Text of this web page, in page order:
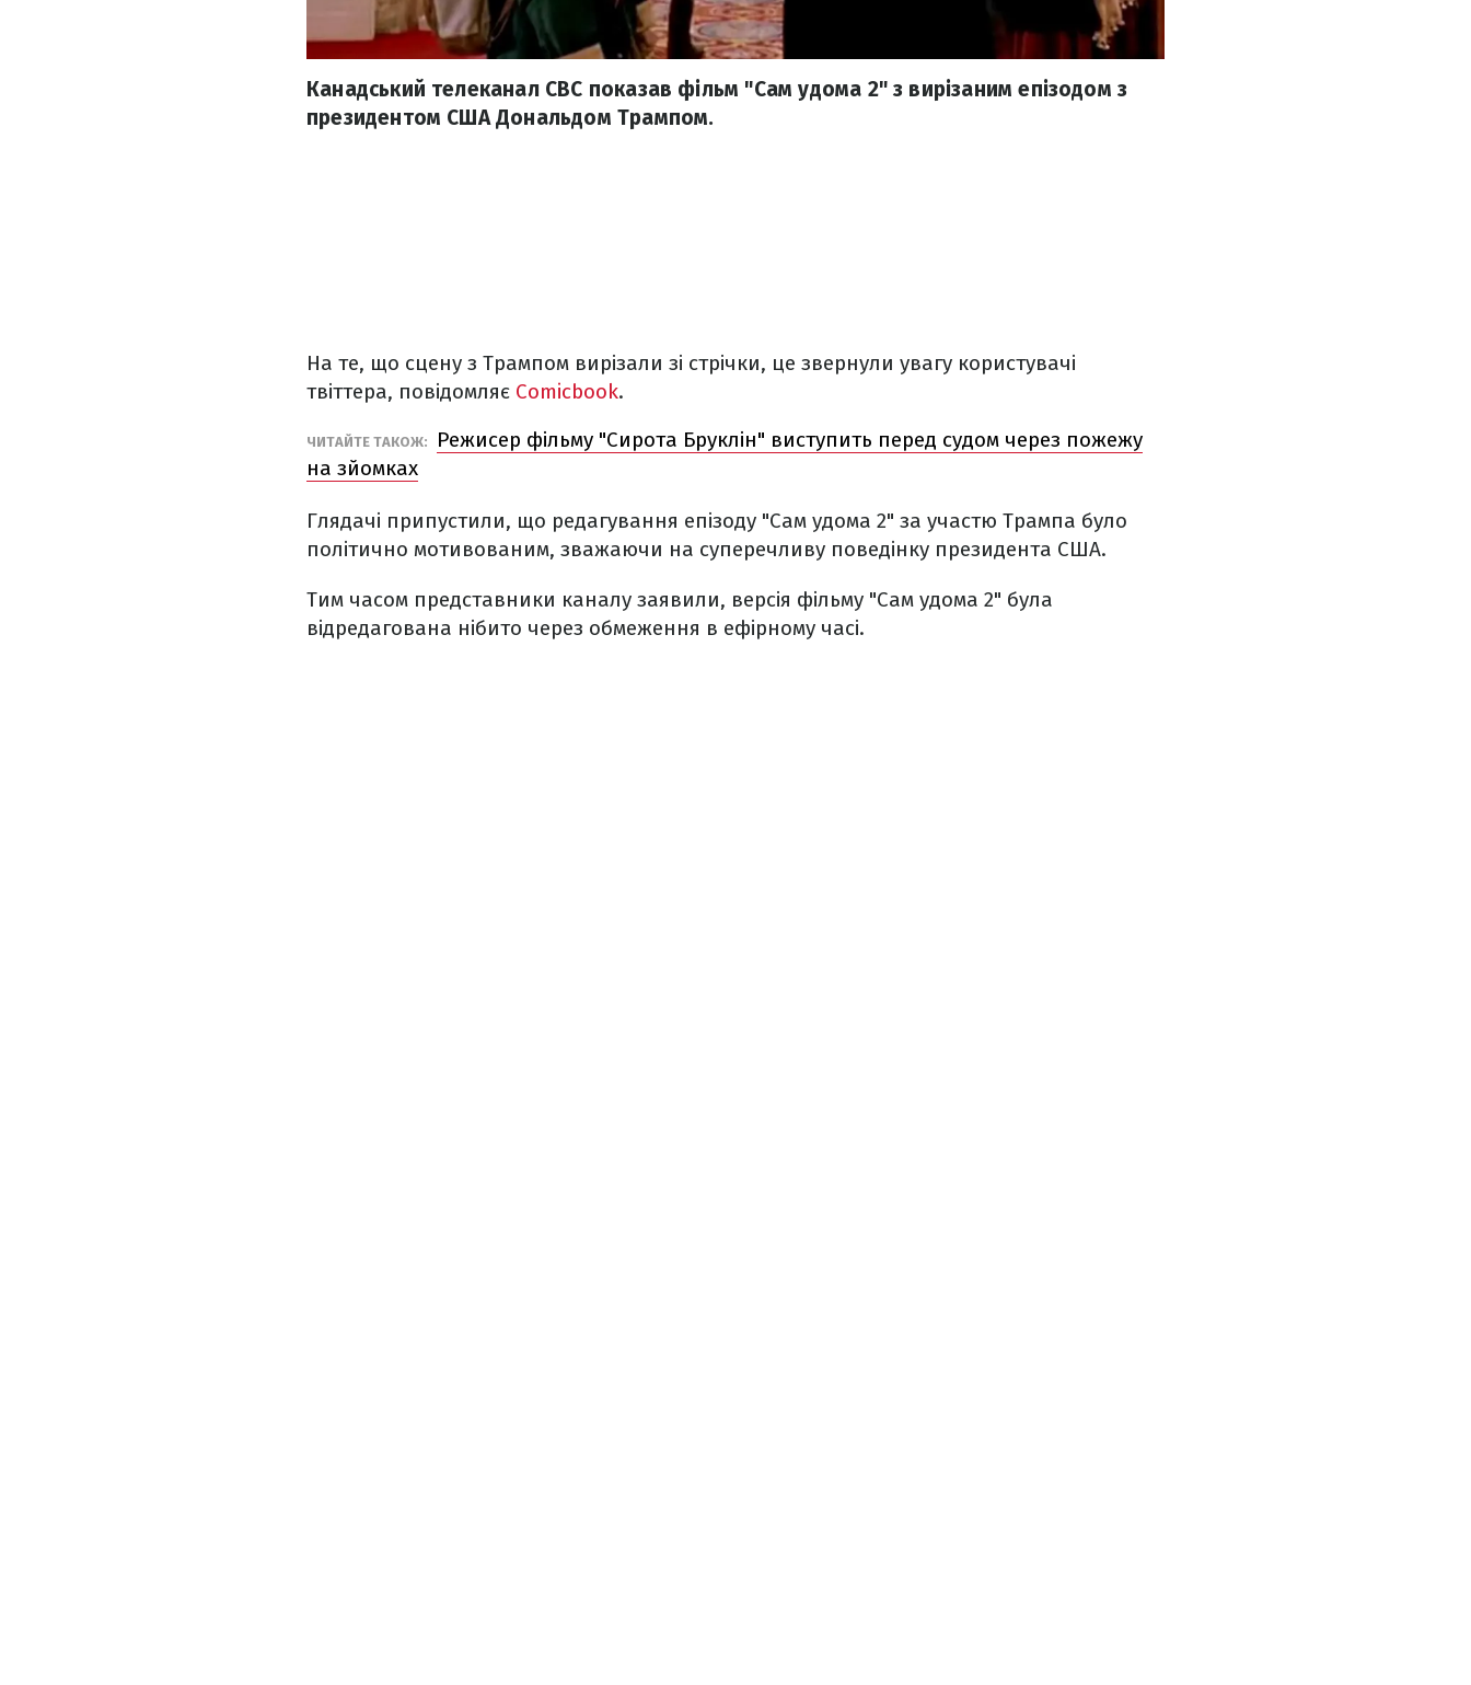
Канадський телеканал CBC показав фільм "Сам удома 2" з вирізаним епізодом з
президентом США Дональдом Трампом.
На те, що сцену з Трампом вирізали зі стрічки, це звернули увагу користувачі
твіттера, повідомляє Comicbook.
ЧИТАЙТЕ ТАКОЖ:
Режисер фільму "Сирота Бруклін" виступить перед судом через пожежу
на зйомках
Глядачі припустили, що редагування епізоду "Сам удома 2" за участю Трампа було
політично мотивованим, зважаючи на суперечливу поведінку президента США.
Тим часом представники каналу заявили, версія фільму "Сам удома 2" була
відредагована нібито через обмеження в ефірному часі.